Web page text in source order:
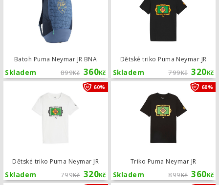
Batoh Puma Neymar JR BNA
899Kč 360Kč
Skladem
Dětské triko Puma Neymar JR
799Kč 320Kč
Skladem
Dětské triko Puma Neymar JR
799Kč 320Kč
Skladem
60% Dětské triko Puma Neymar JR
Triko Puma Neymar JR
899Kč 360Kč
Skladem
60%